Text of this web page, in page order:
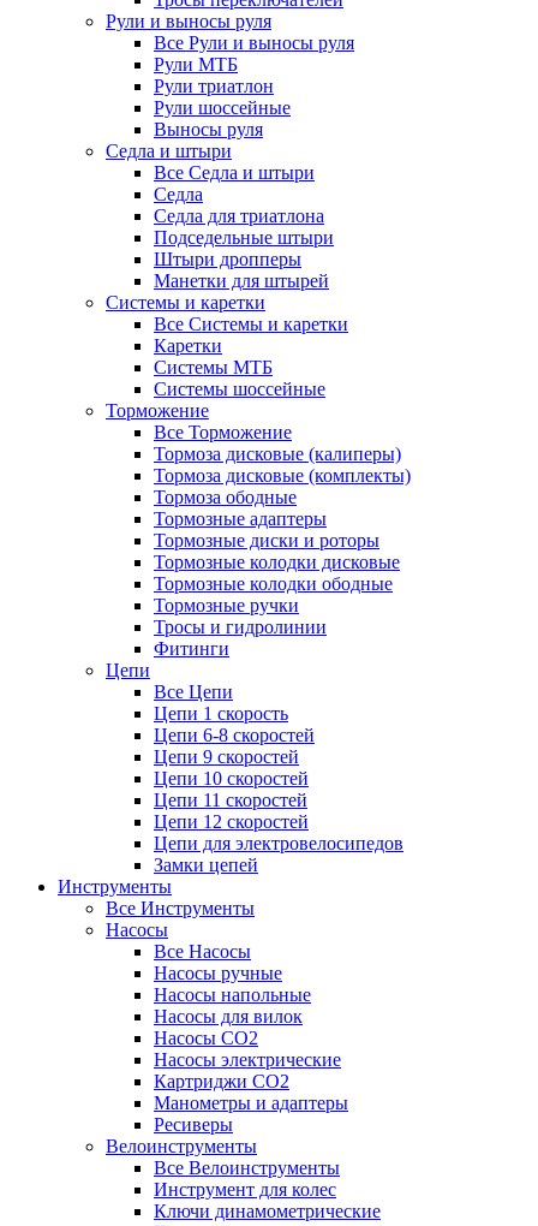
Рули и выносы руля
Все Рули и выносы руля
Рули МТБ
Рули триатлон
Рули шоссейные
Выносы руля
Седла и штыри
Все Седла и штыри
Седла
Седла для триатлона
Подседельные штыри
Штыри дропперы
Манетки для штырей
Системы и каретки
Все Системы и каретки
Каретки
Системы МТБ
Системы шоссейные
Торможение
Все Торможение
Тормоза дисковые (калиперы)
Тормоза дисковые (комплекты)
Тормоза ободные
Тормозные адаптеры
Тормозные диски и роторы
Тормозные колодки дисковые
Тормозные колодки ободные
Тормозные ручки
Тросы и гидролинии
Фитинги
Цепи
Все Цепи
Цепи 1 скорость
Цепи 6-8 скоростей
Цепи 9 скоростей
Цепи 10 скоростей
Цепи 11 скоростей
Цепи 12 скоростей
Цепи для электровелосипедов
Замки цепей
Инструменты
Все Инструменты
Насосы
Все Насосы
Насосы ручные
Насосы напольные
Насосы для вилок
Насосы CO2
Насосы электрические
Картриджи CO2
Манометры и адаптеры
Ресиверы
Велоинструменты
Все Велоинструменты
Инструмент для колес
Ключи динамометрические